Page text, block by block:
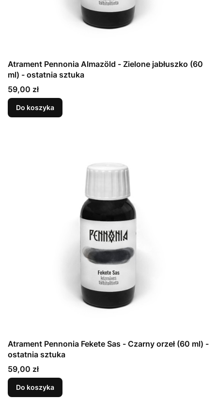
Atrament Pennonia Almazöld - Zielone jabłuszko (60
ml) - ostatnia sztuka
Cena
59,00 zł
Do koszyka
Atrament Pennonia Fekete Sas - Czarny orzeł (60 ml) -
ostatnia sztuka
Cena
59,00 zł
Do koszyka